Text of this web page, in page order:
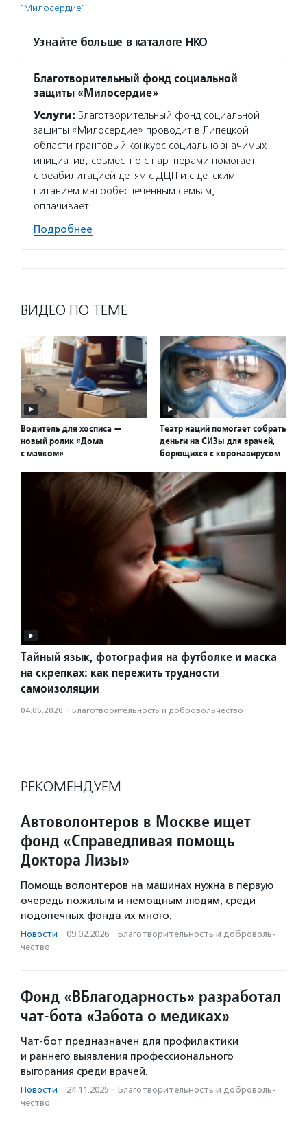
"Милосердие"
Узнайте больше в каталоге НКО
Благотворительный фонд социальной
защиты «Милосердие»
Услуги: Благотворительный фонд социальной
защиты «Милосердие» проводит в Липецкой
области грантовый конкурс социально значимых
инициатив, совместно с партнерами помогает
с реабилитацией детям с ДЦП и с детским
питанием малообеспеченным семьям,
оплачивает…
Подробнее
ВИДЕО ПО ТЕМЕ
Водитель для хосписа —
новый ролик «Дома
с маяком»
Театр наций помогает собрать
деньги на СИЗы для врачей,
борющихся с коронавирусом
Тайный язык, фотография на футболке и маска
на скрепках: как пережить трудности
самоизоляции
04.06.2020 · Благотвори­тель­ность и доброволь­чест­во
РЕКОМЕНДУЕМ
Автоволонтеров в Москве ищет
фонд «Справедливая помощь
Доктора Лизы»
Помощь волонтеров на машинах нужна в первую
очередь пожилым и немощным людям, среди
подопечных фонда их много.
Новости · 09.02.2026 · Благотвори­тель­ность и доброволь­
чест­во
Фонд «ВБлагодарность» разработал
чат-бота «Забота о медиках»
Чат-бот предназначен для профилактики
и раннего выявления профессионального
выгорания среди врачей.
Новости · 24.11.2025 · Благотвори­тель­ность и доброволь­
чест­во